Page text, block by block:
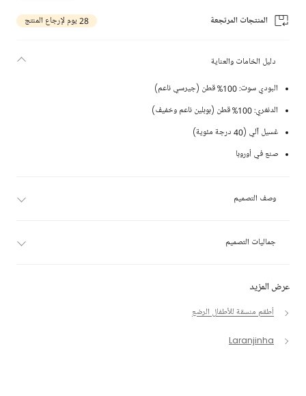
المنتجات المرتجعة 28 يوم لإرجاع المنتج
عرض المزيد
أطقم منسقة للأطفال الرضع
Laranjinha
دليل الخامات والعناية
البودي سوت: 100% قطن (جيرسي ناعم)
الدنغري: 100% قطن (بوبلين ناعم وخفيف)
غسيل آلي (40 درجة مئوية)
صنع في أوروبا
وصف التصميم
جماليات التصميم